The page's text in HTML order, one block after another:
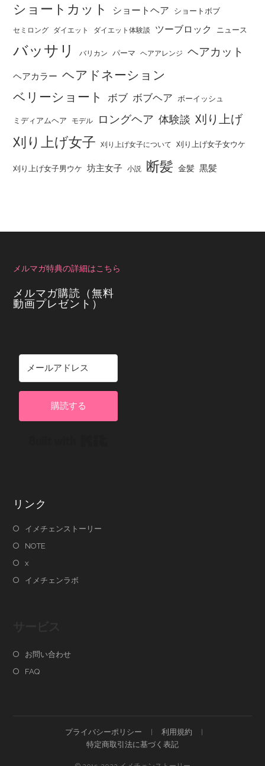
ショートカット ショートヘア ショートボブ
セミロング ダイエット ダイエット体験談 ツーブロック ニュース
バッサリ バリカン パーマ ヘアアレンジ ヘアカット
ヘアカラー ヘアドネーション
ベリーショート
ボブ ボブヘア ボーイッシュ
ミディアムヘア モデル ロングヘア 体験談 刈り上げ
刈り上げ女子 刈り上げ女子について 刈り上げ女子女ウケ
刈り上げ女子男ウケ 坊主女子 小説 断髪 金髪 黒髪
メルマガ特典の詳細はこちら
メルマガ購読（無料
動画プレゼント）
購読する
リンク
イメチェンストーリー
NOTE
x
イメチェンラボ
お問い合わせ
FAQ
プライバシーポリシー
利用規約
特定商取引法に基づく表記